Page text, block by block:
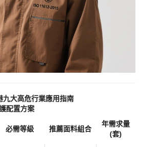
九大高危行業應用指南
配置方案​
必需等級 推薦面料組合
年需求量
(套)